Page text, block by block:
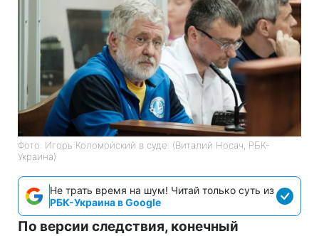
Фото: Игорь Коломойский в суде. (Виталий Носач, РБК-
Украина)
Не трать время на шум! Читай только суть из
РБК-Украина в Google
По версии следствия, конечный